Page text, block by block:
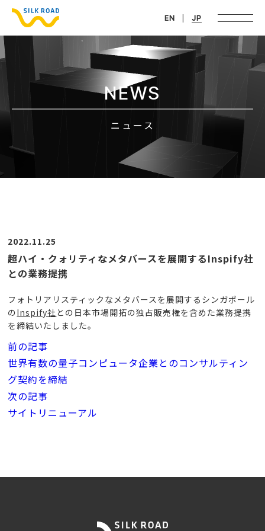
EN JP
NEWS
ニュース
2022.11.25
超ハイ・クォリティなメタバースを展開するInspify社
との業務提携
フォトリアリスティックなメタバースを展開するシンガポール
のInspify社との日本市場開拓の独占販売権を含めた業務提携
を締結いたしました。
投
稿
ナ
ビ
ゲ
ン
前の記事
世界有数の量子コンピュータ企業とのコンサルティン
グ契約を締結
次の記事
サイトリニューアル